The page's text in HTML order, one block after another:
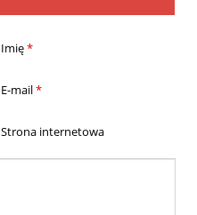
Imię*
E-mail*
Strona internetowa